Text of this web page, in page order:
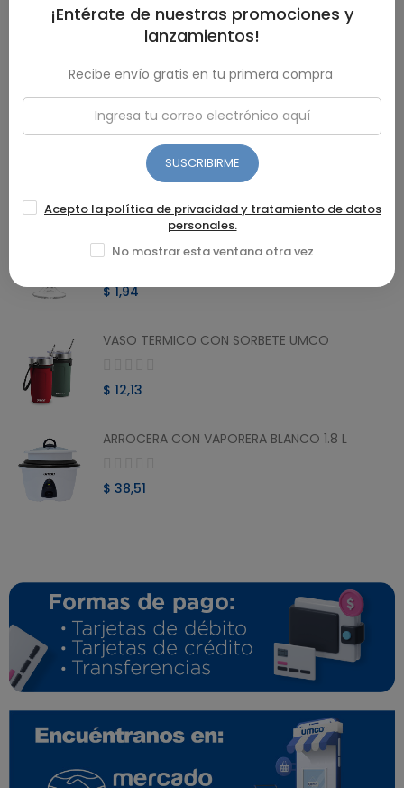
amarillo
DETALLES DEL PRODUCTO
Recomendados
COPA AV LISA HELADO
$ 1,94
VASO TERMICO CON SORBETE UMCO
$ 12,13
ARROCERA CON VAPORERA BLANCO 1.8 L
$ 38,51
¡Entérate de nuestras promociones y
lanzamientos!
Recibe envío gratis en tu primera compra
SUSCRIBIRME
Acepto la política de privacidad y tratamiento de datos
personales.
No mostrar esta ventana otra vez